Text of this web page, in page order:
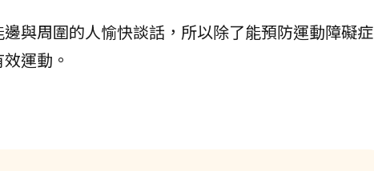
與周圍的人愉快談話，所以除了能預防運動障礙症
運動。